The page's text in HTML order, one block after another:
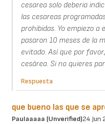
cesarea solo deberia
las cesareas
prohibidas. Yo empiezo
pasaron 10 meses de la
evitado. Así que por
cesárea. Si no quieres
Respuesta
que bueno las que se
Paulaaaaa (unverified)24 Jun